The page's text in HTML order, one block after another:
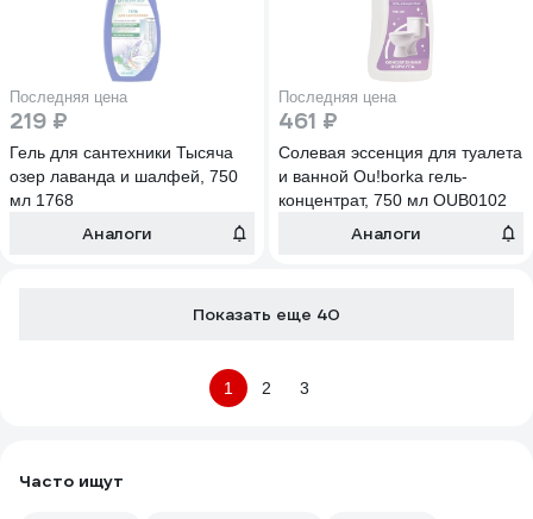
Последняя цена
219 ₽
Гель для сантехники Тысяча
озер лаванда и шалфей, 750
мл 1768
Аналоги
Последняя цена
461 ₽
Солевая эссенция для туалета
и ванной Ou!borka гель-
концентрат, 750 мл OUB0102
Аналоги
Показать еще 40
1 2 3
Часто ищут